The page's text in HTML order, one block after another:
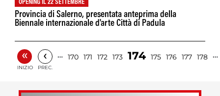
OPENING IL 22 SETTEMBRE
Provincia di Salerno, presentata anteprima della
Biennale internazionale d'arte Città di Padula
«
INIZIO
‹
PREC.
… 170 171 172 173 174 175 176 177 178 …